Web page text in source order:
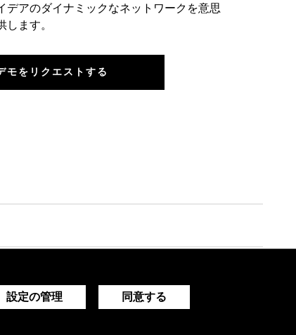
デアのダイナミックなネットワークを意思
ます。
モをリクエストする
設定の管理 同意する